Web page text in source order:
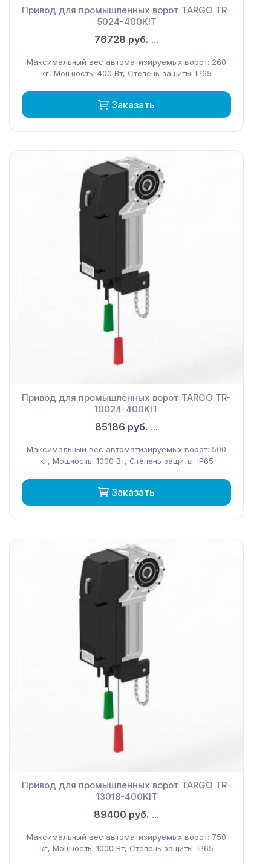
Привод для промышленных ворот TARGO TR-
5024-400KIT
76728 руб. ...
Максимальный вес автоматизируемых ворот: 260
кг, Мощность: 400 Вт, Степень защиты: IP65
Заказать
Привод для промышленных ворот TARGO TR-
10024-400KIT
85186 руб. ...
Максимальный вес автоматизируемых ворот: 500
кг, Мощность: 1000 Вт, Степень защиты: IP65
Заказать
Привод для промышленных ворот TARGO TR-
13018-400KIT
89400 руб. ...
Максимальный вес автоматизируемых ворот: 750
кг, Мощность: 1000 Вт, Степень защиты: IP65